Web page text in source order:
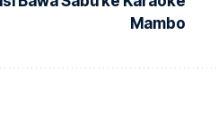
Mambo